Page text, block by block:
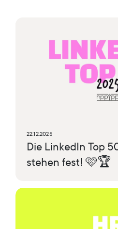
22.12.2025
Die LinkedIn Top
stehen fest! 🩷🏆